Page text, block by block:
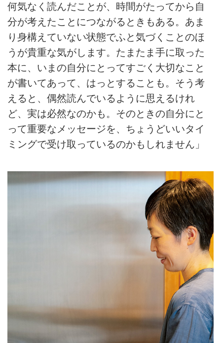
何気なく読んだことが、時間がたってから自
分が考えたことにつながるときもある。あま
り身構えていない状態でふと気づくことのほ
うが貴重な気がします。たまたま手に取った
本に、いまの自分にとってすごく大切なこと
が書いてあって、はっとすることも。そう考
えると、偶然読んでいるように思えるけれ
ど、実は必然なのかも。そのときの自分にと
って重要なメッセージを、ちょうどいいタイ
ミングで受け取っているのかもしれません」